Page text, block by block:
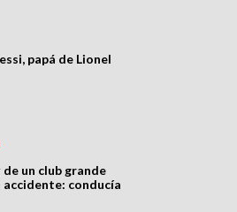
papá de Lionel
un club grande
conducía